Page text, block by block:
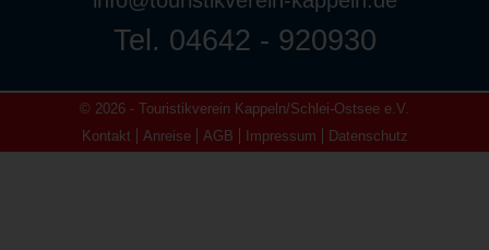
Tel. 04642 - 920930
© 2026 - Touristikverein Kappeln/Schlei-Ostsee e.V.
Kontakt
Anreise AGB Impressum Datenschutz